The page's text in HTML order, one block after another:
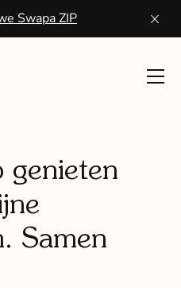
Swapa ZIP
genieten
Samen